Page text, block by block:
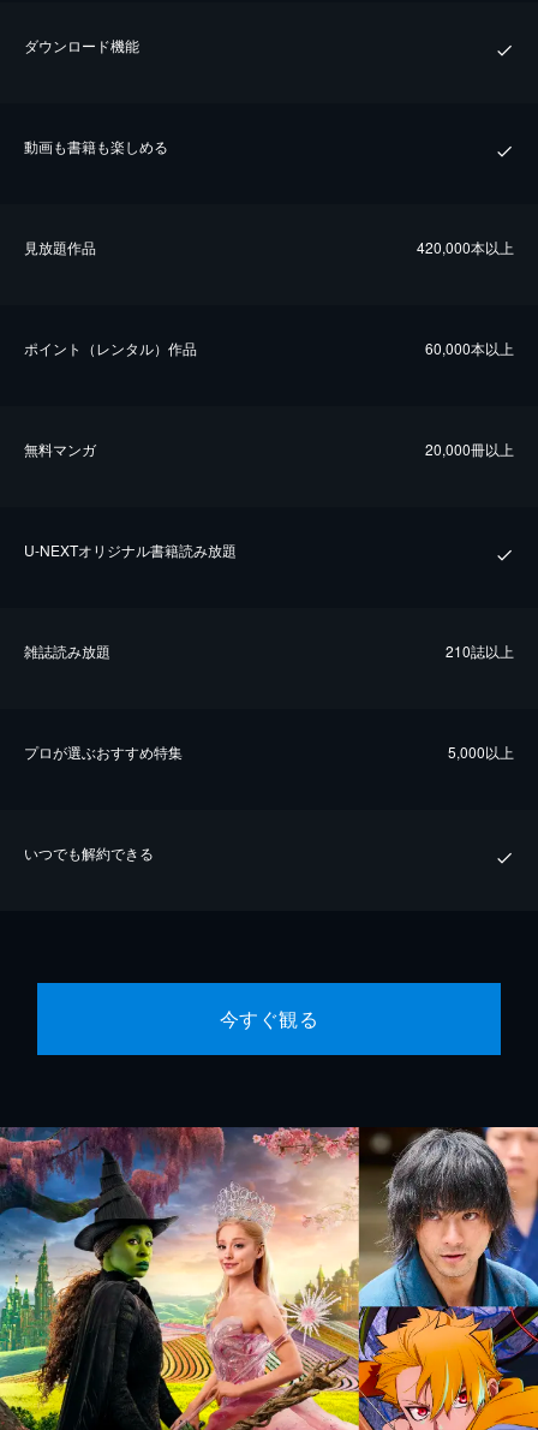
ダウンロード機能
動画も書籍も楽しめる
⾒放題作品 420,000本以上
ポイント（レンタル）作品 60,000本以上
無料マンガ 20,000冊以上
U-NEXTオリジナル書籍読み放題
雑誌読み放題 210誌以上
プロが選ぶおすすめ特集 5,000以上
いつでも解約できる
今すぐ観る